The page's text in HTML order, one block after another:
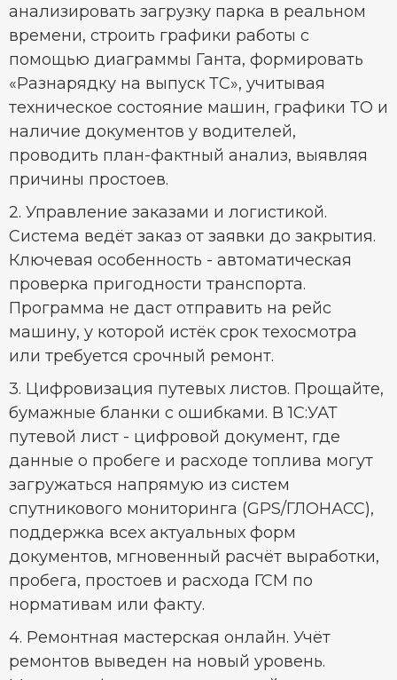
анализировать загрузку парка в реальном
времени, строить графики работы с
помощью диаграммы Ганта, формировать
«Разнарядку на выпуск ТС», учитывая
техническое состояние машин, графики ТО и
наличие документов у водителей,
проводить план-фактный анализ, выявляя
причины простоев.
2. Управление заказами и логистикой.
Система ведёт заказ от заявки до закрытия.
Ключевая особенность - автоматическая
проверка пригодности транспорта.
Программа не даст отправить на рейс
машину, у которой истёк срок техосмотра
или требуется срочный ремонт.
3. Цифровизация путевых листов. Прощайте,
бумажные бланки с ошибками. В 1С:УАТ
путевой лист - цифровой документ, где
данные о пробеге и расходе топлива могут
загружаться напрямую из систем
спутникового мониторинга (GPS/ГЛОНАСС),
поддержка всех актуальных форм
документов, мгновенный расчёт выработки,
пробега, простоев и расхода ГСМ по
нормативам или факту.
4. Ремонтная мастерская онлайн. Учёт
ремонтов выведен на новый уровень.